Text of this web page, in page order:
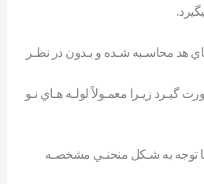
هد محاسـبه شـده و بـدون در نظـر
زيـرا معمـولاً لولـه هـاي نـو
توجه به شـکل منحنـي مشخصـه